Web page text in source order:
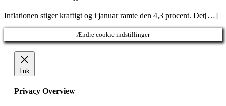
Inflationen stiger kraftigt og i januar ramte den 4,3 procent. Det[…]
Ændre cookie indstillinger
Luk
Privacy Overview